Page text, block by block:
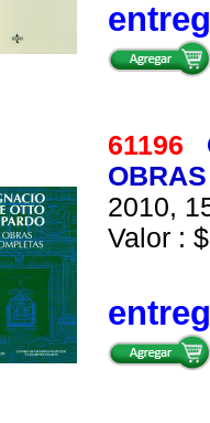
61196
2010,
Valor :